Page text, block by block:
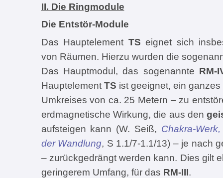
II. Die Ringmodule
Die Entstör-Module
Das Hauptelement TS eignet sich
von Räumen. Hierzu wurden die
Das Hauptmodul, das sogenannte RM-
Hauptelement TS ist geeignet, ein
Umkreises von ca. 25 Metern – zu
erdmagnetische Wirkung, die aus den
aufsteigen kann (W. Seiß, Chakra-
der Wandlung, S 1.1/7-1.1/13) – je nach
– zurückgedrängt werden kann. Dies gilt
geringerem Umfang, für das RM-III.